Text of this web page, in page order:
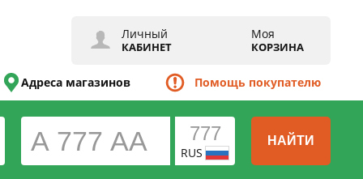
Личный
КАБИНЕТ
Моя
КОРЗИНА
Адреса магазинов Помощь покупателю
RUS
НАЙТИ